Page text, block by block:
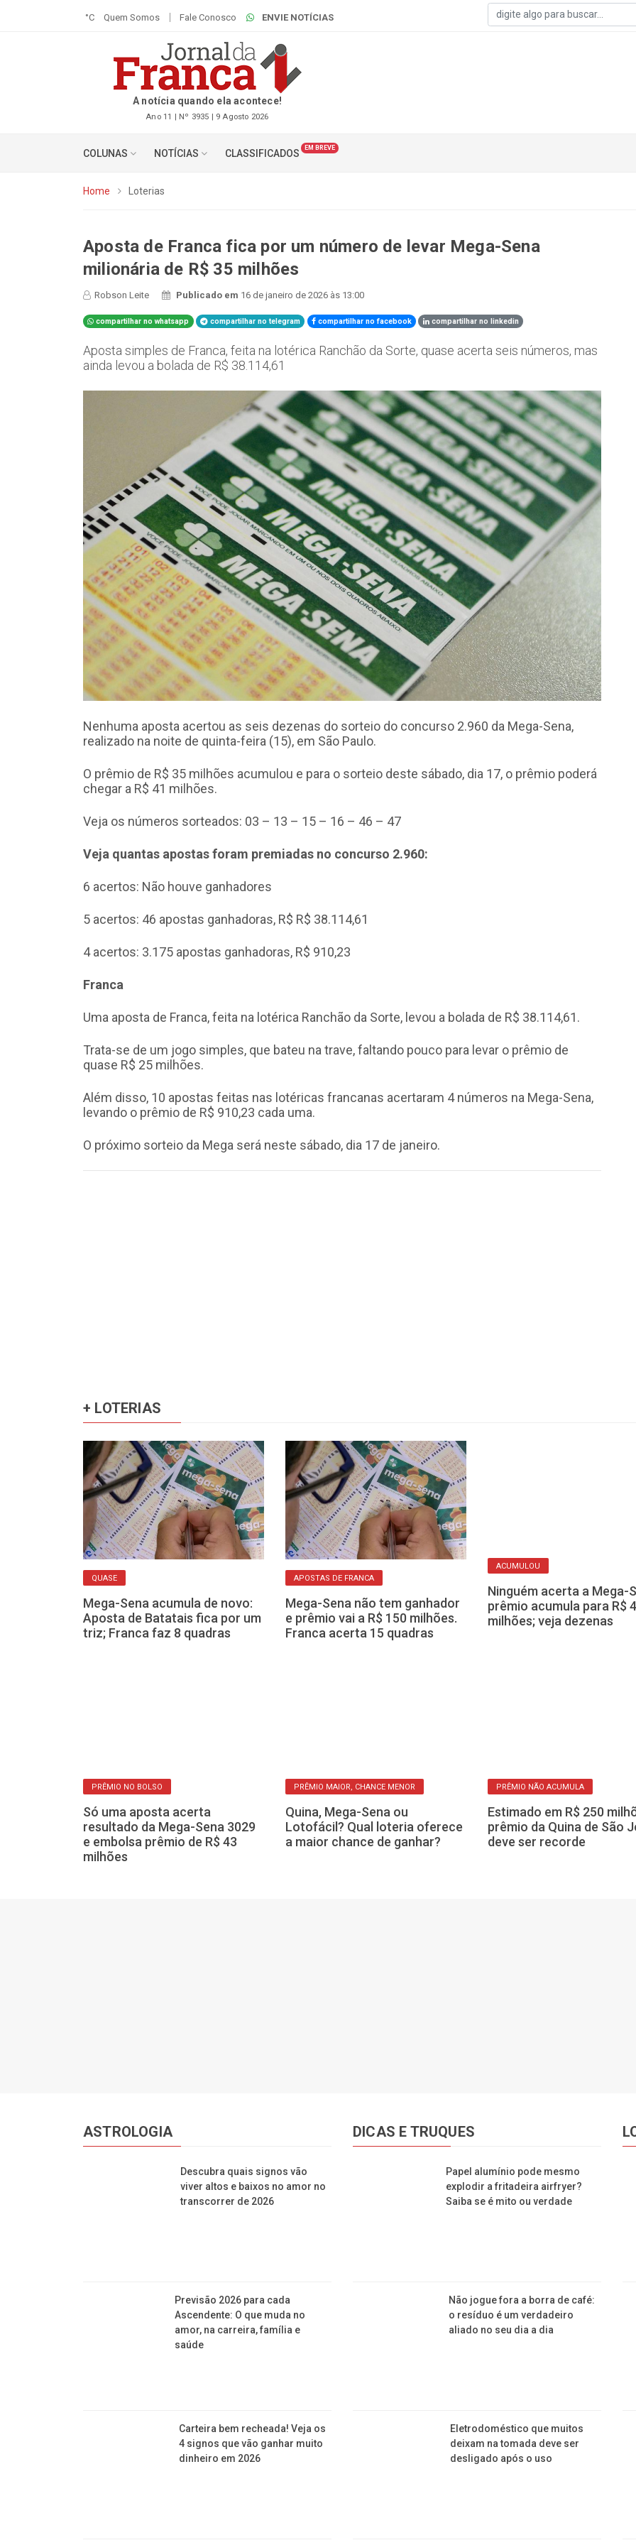
°C Quem Somos Fale Conosco ENVIE NOTÍCIAS
A notícia quando ela acontece!
Ano 11 | Nº 3935 | 9 Agosto 2026
COLUNAS NOTÍCIAS CLASSIFICADOS EM BREVE
Home Loterias
Aposta de Franca fica por um número de levar Mega-Sena
milionária de R$ 35 milhões
Robson Leite Publicado em 16 de janeiro de 2026 às 13:00
compartilhar no whatsapp compartilhar no telegram compartilhar no facebook compartilhar no linkedin
Aposta simples de Franca, feita na lotérica Ranchão da Sorte, quase acerta seis números, mas
ainda levou a bolada de R$ 38.114,61
Nenhuma aposta acertou as seis dezenas do sorteio do concurso 2.960 da Mega-Sena,
realizado na noite de quinta-feira (15), em São Paulo.
O prêmio de R$ 35 milhões acumulou e para o sorteio deste sábado, dia 17, o prêmio poderá
chegar a R$ 41 milhões.
Veja os números sorteados: 03 – 13 – 15 – 16 – 46 – 47
Veja quantas apostas foram premiadas no concurso 2.960:
6 acertos: Não houve ganhadores
5 acertos: 46 apostas ganhadoras, R$ R$ 38.114,61
4 acertos: 3.175 apostas ganhadoras, R$ 910,23
Franca
Uma aposta de Franca, feita na lotérica Ranchão da Sorte, levou a bolada de R$ 38.114,61.
Trata-se de um jogo simples, que bateu na trave, faltando pouco para levar o prêmio de
quase R$ 25 milhões.
Além disso, 10 apostas feitas nas lotéricas francanas acertaram 4 números na Mega-Sena,
levando o prêmio de R$ 910,23 cada uma.
O próximo sorteio da Mega será neste sábado, dia 17 de janeiro.
+ LOTERIAS
QUASE
Mega-Sena acumula de novo:
Aposta de Batatais fica por um
triz; Franca faz 8 quadras
APOSTAS DE FRANCA
Mega-Sena não tem ganhador
e prêmio vai a R$ 150 milhões.
Franca acerta 15 quadras
Ninguém acerta a Mega-
prêmio acumula para R$ 42
milhões; veja dezenas
Só uma aposta acerta
resultado da Mega-Sena 3029
e embolsa prêmio de R$ 43
PRÊMIO MAIOR, CHANCE MENOR
Quina, Mega-Sena ou
Lotofácil? Qual loteria oferece
a maior chance de ganhar?
PRÊMIO NÃO ACUMULA
Estimado em R$ 250
prêmio da Quina de São
deve ser recorde
ASTROLOGIA
Descubra quais signos vão
viver altos e baixos no amor no
Previsão 2026 para cada
Ascendente: O que muda no
amor, na carreira, família e
Carteira bem recheada! Veja os
4 signos que vão ganhar muito
DICAS E TRUQUES
Papel alumínio pode mesmo
explodir a fritadeira airfryer?
Não jogue fora a borra de café:
o resíduo é um verdadeiro
Eletrodoméstico que muitos
deixam na tomada deve ser
desligado após o uso